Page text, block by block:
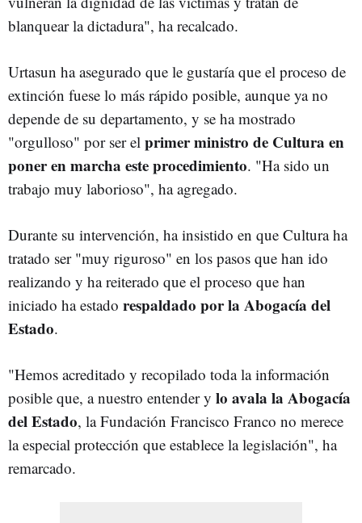
blanquear la dictadura", ha recalcado.
Urtasun ha asegurado que le gustaría que el proceso de
extinción fuese lo más rápido posible, aunque ya no
depende de su departamento, y se ha mostrado
"orgulloso" por ser el primer ministro de Cultura en
poner en marcha este procedimiento. "Ha sido un
trabajo muy laborioso", ha agregado.
Durante su intervención, ha insistido en que Cultura ha
tratado ser "muy riguroso" en los pasos que han ido
realizando y ha reiterado que el proceso que han
iniciado ha estado respaldado por la Abogacía del
Estado.
"Hemos acreditado y recopilado toda la información
posible que, a nuestro entender y lo avala la Abogacía
del Estado, la Fundación Francisco Franco no merece
la especial protección que establece la legislación", ha
remarcado.